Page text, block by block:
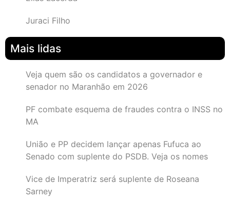
Juraci Filho
Mais lidas
Veja quem são os candidatos a governador e
senador no Maranhão em 2026
PF combate esquema de fraudes contra o INSS no
MA
União e PP decidem lançar apenas Fufuca ao
Senado com suplente do PSDB. Veja os nomes
Vice de Imperatriz será suplente de Roseana
Sarney